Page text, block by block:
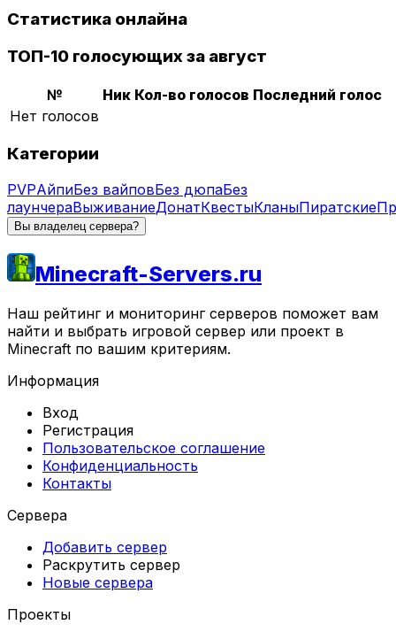
Статистика онлайна
ТОП-10 голосующих за август
№ Ник Кол-во голосов Последний голос
Нет голосов
Категории
PVPАйпиБез вайповБез дюпаБез
лаунчераВыживаниеДонатКвестыКланыПиратские
Вы владелец сервера?
Minecraft-Servers.ru
Наш рейтинг и мониторинг серверов поможет вам
найти и выбрать игровой сервер или проект в
Minecraft по вашим критериям.
Информация
Вход
Регистрация
Пользовательское соглашение
Конфиденциальность
Контакты
Сервера
Добавить сервер
Раскрутить сервер
Новые сервера
Проекты